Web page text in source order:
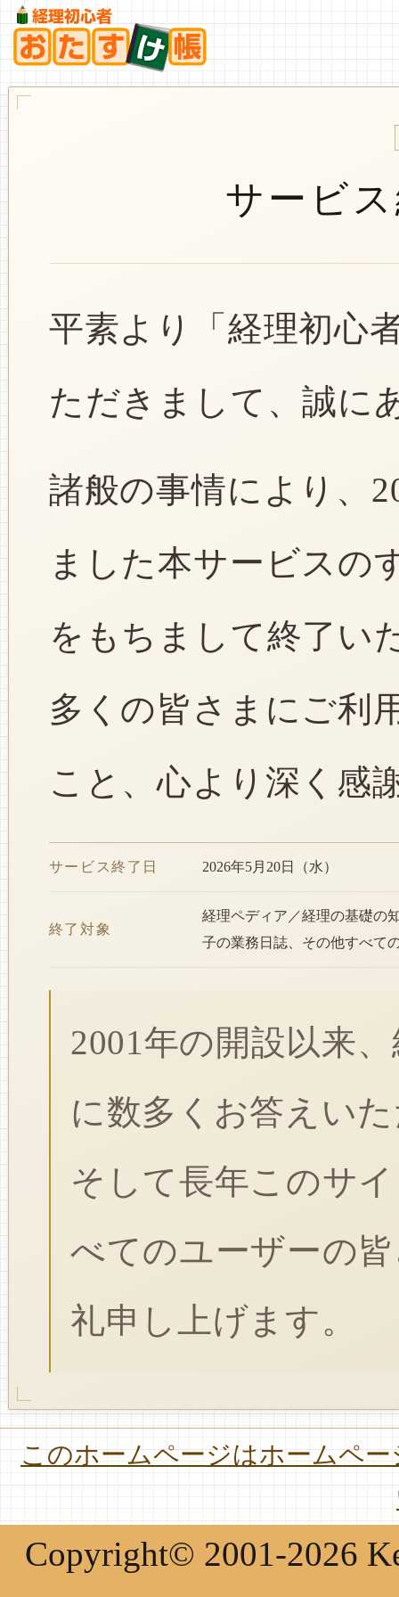
サービ
平素より「経理初心
ただきまして、誠に
諸般の事情により、
ました本サービスの
をもちまして終了い
多くの皆さまにご利
こと、心より深く感
サービス終了日 2026年5月20日（水）
終了対象
経理ペディア／経理の基礎の
子の業務日誌、その他すべて
2001年の開設以来
に数多くお答えい
そして長年このサ
べてのユーザーの
礼申し上げます。
このホームページはホームペ
Copyright© 2001-2026